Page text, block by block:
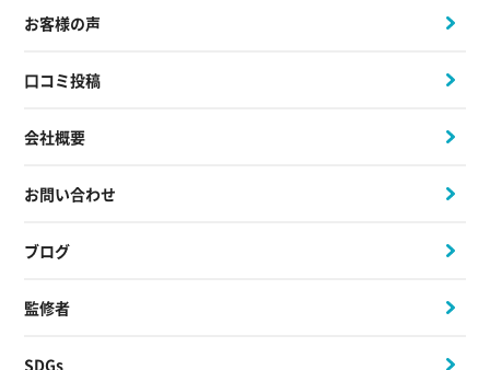
お客様の声
口コミ投稿
会社概要
お問い合わせ
ブログ
監修者
SDGs